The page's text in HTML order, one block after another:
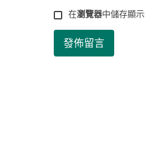
在瀏覽器中儲存顯